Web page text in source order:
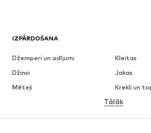
IZPĀRDOŠANA
Džemperi un adījumi
Kleitas
Džinsi
Jakas
Mēteļi
Krekli un
Apakšveļa
Svārki
Blūzes un
Tālāk